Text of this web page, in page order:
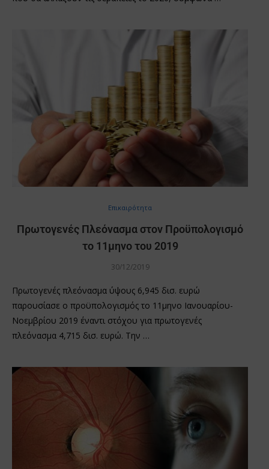
Επικαιρότητα
Πρωτογενές Πλεόνασμα στον Προϋπολογισμό
το 11μηνο του 2019
30/12/2019
Πρωτογενές πλεόνασμα ύψους 6,945 δισ. ευρώ
παρουσίασε ο προϋπολογισμός το 11μηνο Ιανουαρίου-
Νοεμβρίου 2019 έναντι στόχου για πρωτογενές
πλεόνασμα 4,715 δισ. ευρώ. Την …